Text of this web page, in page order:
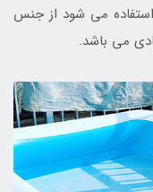
می شود از جنس
می باشد.